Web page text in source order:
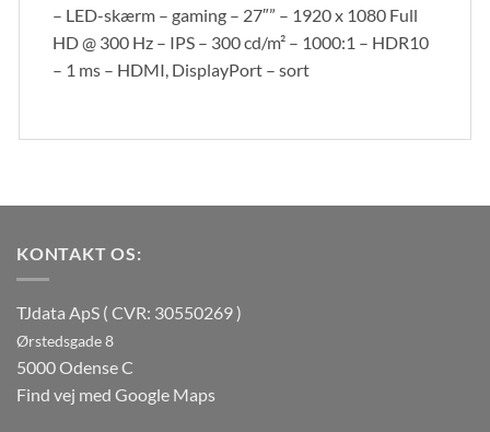
– LED-skærm – gaming – 27″” – 1920 x 1080 Full
HD @ 300 Hz – IPS – 300 cd/m² – 1000:1 – HDR10
– 1 ms – HDMI, DisplayPort – sort
KONTAKT OS:
TJdata ApS ( CVR: 30550269 )
Ørstedsgade 8
5000 Odense C
Find vej med Google Maps